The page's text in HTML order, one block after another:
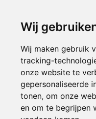
Wij
Wij maken gebruik
tracking-
onze website te
gepersonaliseerde
tonen, om onze
en om te begrijpen